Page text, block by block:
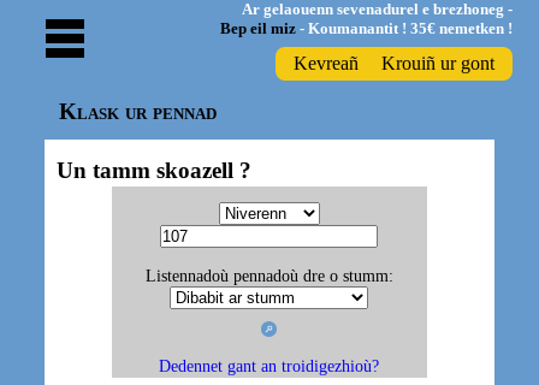
Ar gelaouenn sevenadurel e brezhoneg -
Bep eil miz- Koumanantit ! 35€ nemetken !
Kevreañ Krouiñ ur gont
Klask ur pennad
Un tamm skoazell ?
Listennadoù pennadoù dre o stumm:
Dedennet gant an troidigezhioù?